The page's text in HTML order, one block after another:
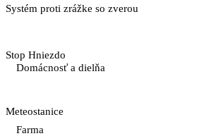
Systém proti zrážke so zverou
Stop Hniezdo
Domácnosť a dielňa
Meteostanice
Farma